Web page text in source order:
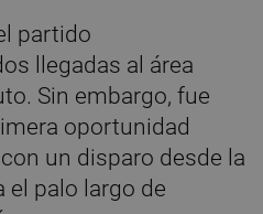
partido
llegadas al área
Sin embargo, fue
oportunidad
un disparo desde la
el palo largo de